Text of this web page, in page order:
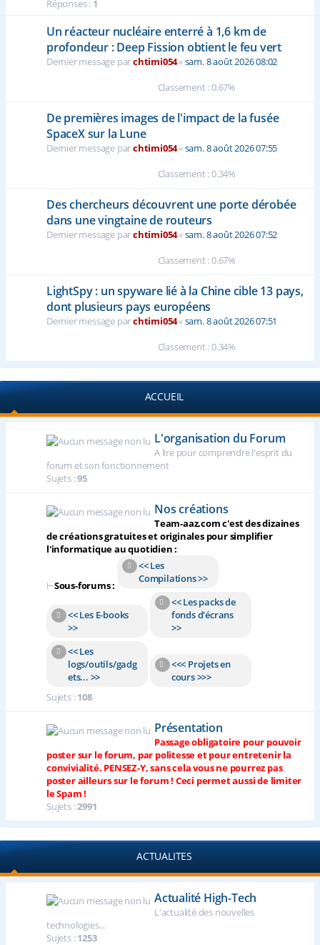
Réponses : 1
Un réacteur nucléaire enterré à 1,6 km de
profondeur : Deep Fission obtient le feu vert
Dernier message parchtimi054«sam. 8 août 2026 08:02
Classement : 0.67%
De premières images de l'impact de la fusée
SpaceX sur la Lune
Dernier message parchtimi054«sam. 8 août 2026 07:55
Classement : 0.34%
Des chercheurs découvrent une porte dérobée
dans une vingtaine de routeurs
Dernier message parchtimi054«sam. 8 août 2026 07:52
Classement : 0.67%
LightSpy : un spyware lié à la Chine cible 13 pays,
dont plusieurs pays européens
Dernier message parchtimi054«sam. 8 août 2026 07:51
Classement : 0.34%
ACCUEIL
L'organisation du Forum
A lire pour comprendre l'esprit du
forum et son fonctionnement
Sujets :95
Nos créations
Team-aaz.com c'est des dizaines
de créations gratuites et originales pour simplifier
l'informatique au quotidien :
⊢Sous-forums :
<< Les
Compilations >>
<< Les E-books
>>
<< Les packs de
fonds d'écrans
>>
<< Les
logs/outils/gadg
ets... >>
<<< Projets en
cours >>>
Sujets :108
Présentation
Passage obligatoire pour pouvoir
poster sur le forum, par politesse et pour entretenir la
convivialité. PENSEZ-Y, sans cela vous ne pourrez pas
poster ailleurs sur le forum ! Ceci permet aussi de limiter
le Spam !
Sujets :2991
ACTUALITES
Actualité High-Tech
L'actualité des nouvelles
technologies...
Sujets :1253